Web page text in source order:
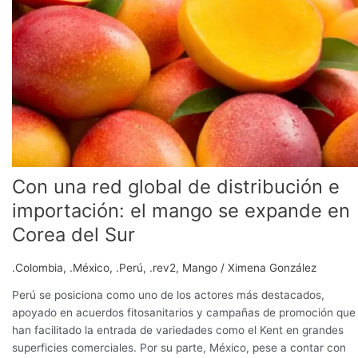
Con una red global de distribución e
importación: el mango se expande en
Corea del Sur
.Colombia, .México, .Perú, .rev2, Mango / Ximena González
Perú se posiciona como uno de los actores más destacados,
apoyado en acuerdos fitosanitarios y campañas de promoción que
han facilitado la entrada de variedades como el Kent en grandes
superficies comerciales. Por su parte, México, pese a contar con
red
global
de
distribución
importación:
el
mango
se
expande
en
Corea
del
Sur